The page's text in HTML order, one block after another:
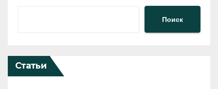
Поиск
Статьи